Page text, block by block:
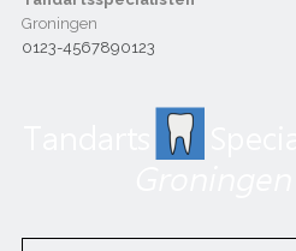
Groningen
0123-4567890123